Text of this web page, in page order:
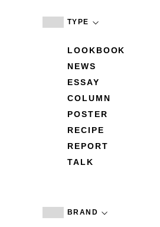
TYPE
LOOKBOOK
NEWS
ESSAY
COLUMN
POSTER
RECIPE
REPORT
TALK
BRAND